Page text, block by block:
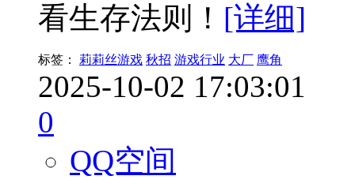
看生存法则！ [详细]
标签： 莉莉丝游戏 秋招 游戏行业 大厂 鹰角
2025-10-02 17:03:01
0
QQ空间